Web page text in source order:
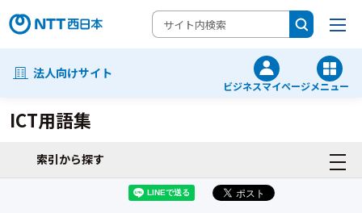
法人向けサイト
ビジネスマイページメニュー
ICT用語集
索引から探す